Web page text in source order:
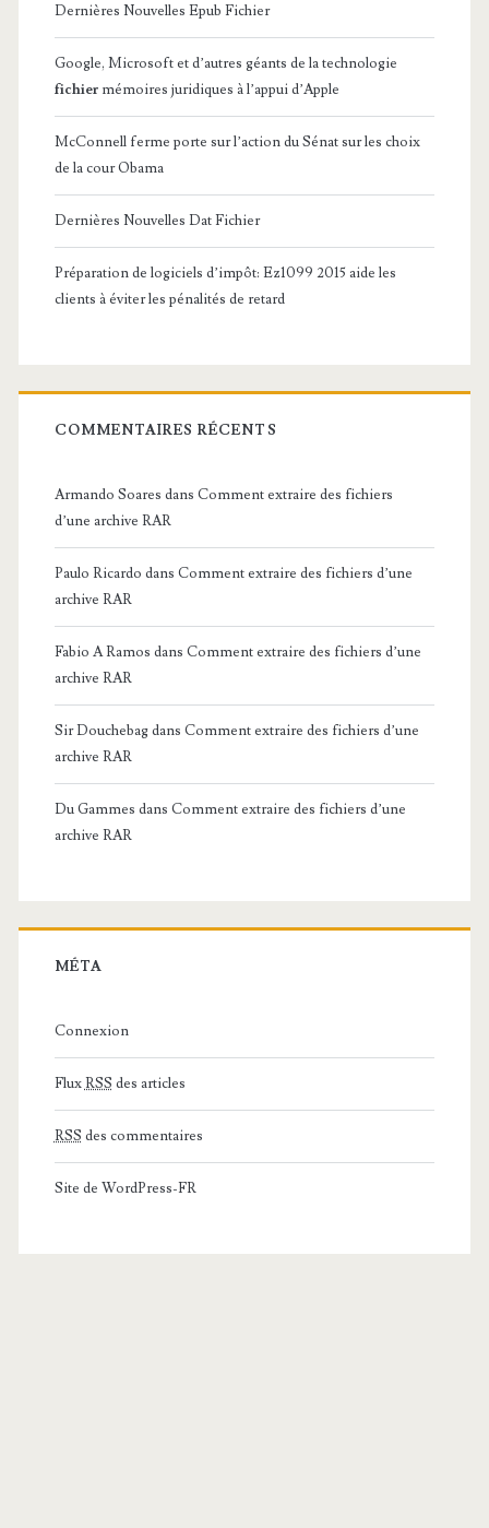
Dernières Nouvelles Epub Fichier
Google, Microsoft et d’autres géants de la technologie
fichier mémoires juridiques à l’appui d’Apple
McConnell ferme porte sur l’action du Sénat sur les choix
de la cour Obama
Dernières Nouvelles Dat Fichier
Préparation de logiciels d’impôt: Ez1099 2015 aide les
clients à éviter les pénalités de retard
COMMENTAIRES RÉCENTS
Armando Soares dans Comment extraire des fichiers
d’une archive RAR
Paulo Ricardo dans Comment extraire des fichiers d’une
archive RAR
Fabio A Ramos dans Comment extraire des fichiers d’une
archive RAR
Sir Douchebagdans Comment extraire des fichiers d’une
archive RAR
Du Gammes dans Comment extraire des fichiers d’une
archive RAR
MÉTA
Connexion
FluxRSS des articles
RSS des commentaires
Site de WordPress-FR